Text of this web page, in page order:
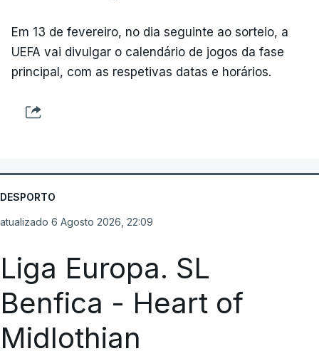
Em 13 de fevereiro, no dia seguinte ao sorteio, a
UEFA vai divulgar o calendário de jogos da fase
principal, com as respetivas datas e horários.
DESPORTO
atualizado 6 Agosto 2026, 22:09
Liga Europa. SL
Benfica - Heart of
Midlothian